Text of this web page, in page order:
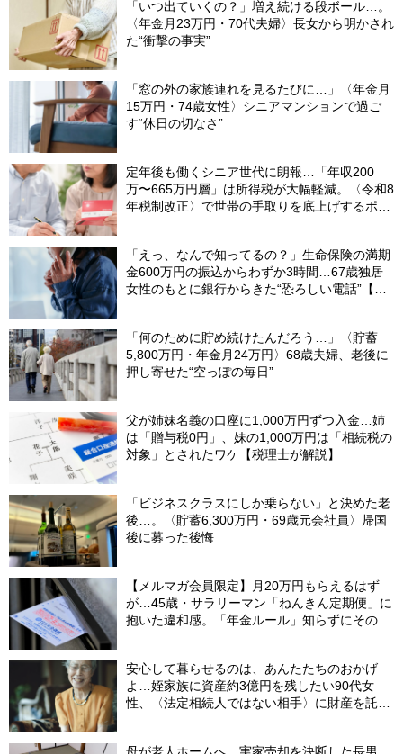
「いつ出ていくの？」増え続ける段ボール…。
〈年金月23万円・70代夫婦〉長女から明かされ
た“衝撃の事実”
「窓の外の家族連れを見るたびに…」〈年金月
15万円・74歳女性〉シニアマンションで過ご
す“休日の切なさ”
定年後も働くシニア世代に朗報…「年収200
万〜665万円層」は所得税が大幅軽減。〈令和8
年税制改正〉で世帯の手取りを底上げするポイ
「えっ、なんで知ってるの？」生命保険の満期
金600万円の振込からわずか3時間…67歳独居
女性のもとに銀行からきた“恐ろしい電話”【FP
「何のために貯め続けたんだろう…」〈貯蓄
5,800万円・年金月24万円〉68歳夫婦、老後に
押し寄せた“空っぽの毎日”
父が姉妹名義の口座に1,000万円ずつ入金…姉
は「贈与税0円」、妹の1,000万円は「相続税の
対象」とされたワケ【税理士が解説】
「ビジネスクラスにしか乗らない」と決めた老
後…。〈貯蓄6,300万円・69歳元会社員〉帰国
後に募った後悔
【メルマガ会員限定】月20万円もらえるはず
が…45歳・サラリーマン「ねんきん定期便」に
抱いた違和感。「年金ルール」知らずにそのま
安心して暮らせるのは、あんたたちのおかげ
よ…姪家族に資産約3億円を残したい90代女
性、〈法定相続人ではない相手〉に財産を託せ